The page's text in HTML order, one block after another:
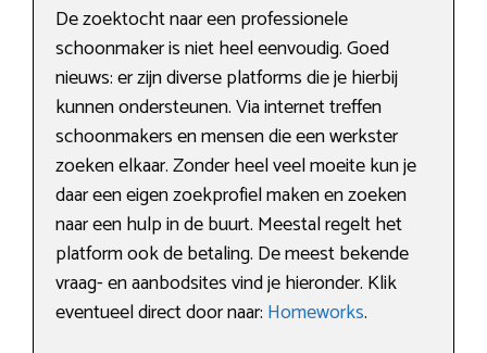
De zoektocht naar een professionele
schoonmaker is niet heel eenvoudig. Goed
nieuws: er zijn diverse platforms die je hierbij
kunnen ondersteunen. Via internet treffen
schoonmakers en mensen die een werkster
zoeken elkaar. Zonder heel veel moeite kun je
daar een eigen zoekprofiel maken en zoeken
naar een hulp in de buurt. Meestal regelt het
platform ook de betaling. De meest bekende
vraag- en aanbodsites vind je hieronder. Klik
eventueel direct door naar: Homeworks.